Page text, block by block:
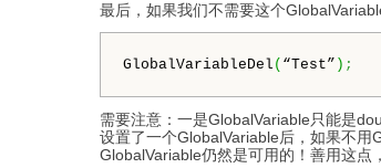
最后，如果我们不需要这个
GlobalVariableDel ( “Test” ) ;
需要注意：一是GlobalVariable只能是
设置了一个GlobalVariable后，如果不
GlobalVariable仍然是可用的！善用这点